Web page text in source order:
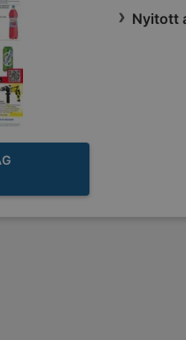
Nyitott